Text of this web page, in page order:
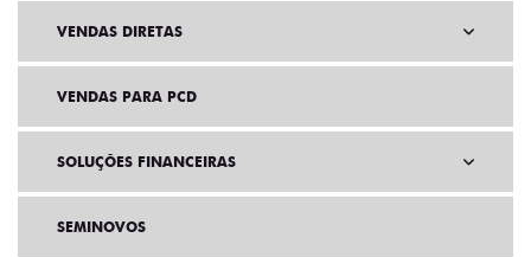
VENDAS DIRETAS
VENDAS PARA PCD
SOLUÇÕES FINANCEIRAS
SEMINOVOS